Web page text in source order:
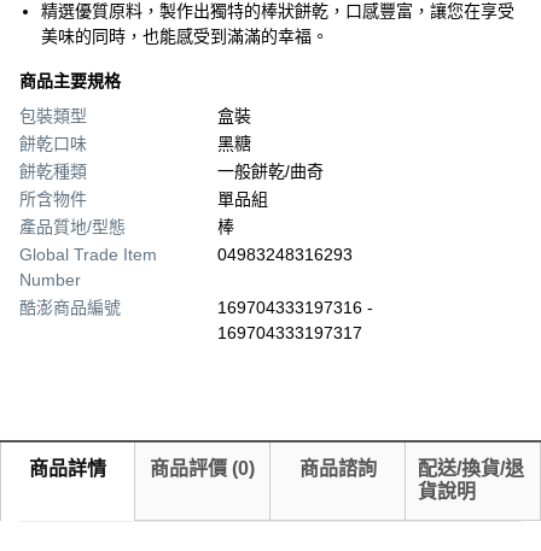
精選優質原料，製作出獨特的棒狀餅乾，口感豐富，讓您在享受
美味的同時，也能感受到滿滿的幸福。
商品主要規格
包裝類型
盒裝
餅乾口味
黑糖
餅乾種類
一般餅乾/曲奇
所含物件
單品組
產品質地/型態
棒
Global Trade Item
Number
04983248316293
酷澎商品編號
169704333197316 -
169704333197317
商品詳情 商品評價 (0) 商品諮詢
配送/換貨/退
貨說明